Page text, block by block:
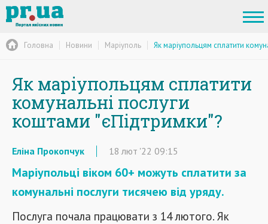
Головна Новини Маріуполь Як маріупольцям сплатити
Як маріупольцям сплатити
комунальні послуги
коштами "єПідтримки"?
Еліна Прокопчук 18 лют '22 09:15
Маріупольці віком 60+ можуть сплатити за
комунальні послуги тисячею від уряду.
Послуга почала працювати з 14 лютого. Як